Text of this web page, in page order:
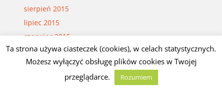
sierpień 2015
lipiec 2015
czerwiec 2015
maj 2015
kwiecień 2015
marzec 2015
Ta strona używa ciasteczek (cookies), w celach statystycznych.
Możesz wyłączyć obsługę plików cookies w Twojej
przeglądarce.
Rozumiem